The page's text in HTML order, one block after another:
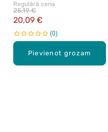
Pievienot grozam
Regulārā cena
20,09 €
25,19 €
0